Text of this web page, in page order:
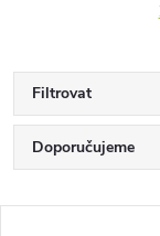
Filtrovat
Ř
a
Doporučujeme